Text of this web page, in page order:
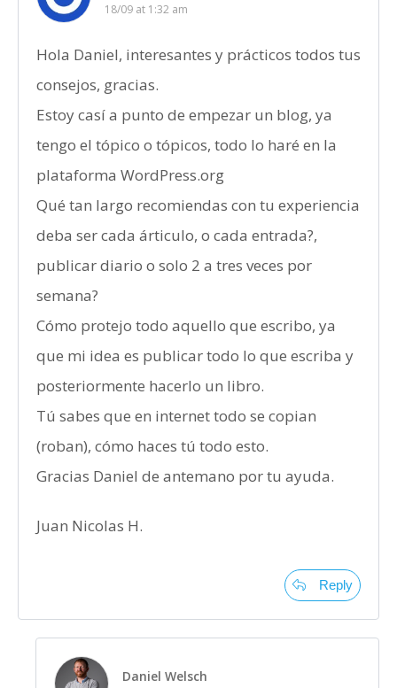
18/09 at 1:32 am
Hola Daniel, interesantes y prácticos todos tus
consejos, gracias.
Estoy casí a punto de empezar un blog, ya
tengo el tópico o tópicos, todo lo haré en la
plataforma WordPress.org
Qué tan largo recomiendas con tu experiencia
deba ser cada árticulo, o cada entrada?,
publicar diario o solo 2 a tres veces por
semana?
Cómo protejo todo aquello que escribo, ya
que mi idea es publicar todo lo que escriba y
posteriormente hacerlo un libro.
Tú sabes que en internet todo se copian
(roban), cómo haces tú todo esto.
Gracias Daniel de antemano por tu ayuda.
Juan Nicolas H.
Reply
Daniel Welsch